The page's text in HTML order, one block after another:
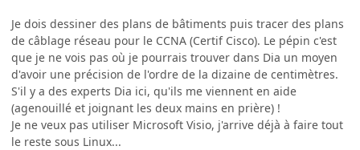
Je dois dessiner des plans de bâtiments puis tracer des plans
de câblage réseau pour le CCNA (Certif Cisco). Le pépin c'est
que je ne vois pas où je pourrais trouver dans Dia un moyen
d'avoir une précision de l'ordre de la dizaine de centimètres.
S'il y a des experts Dia ici, qu'ils me viennent en aide
(agenouillé et joignant les deux mains en prière) !
Je ne veux pas utiliser Microsoft Visio, j'arrive déjà à faire tout
le reste sous Linux...